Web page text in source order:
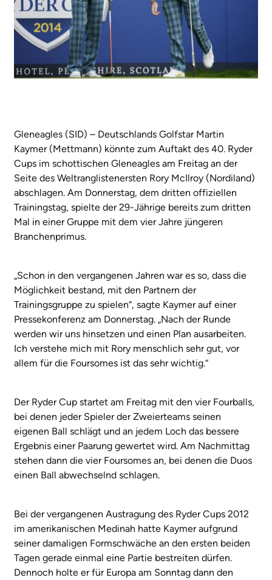
Gleneagles (SID) – Deutschlands Golfstar Martin
Kaymer (Mettmann) könnte zum Auftakt des 40. Ryder
Cups im schottischen Gleneagles am Freitag an der
Seite des Weltranglistenersten Rory McIlroy (Nordiland)
abschlagen. Am Donnerstag, dem dritten offiziellen
Trainingstag, spielte der 29-Jährige bereits zum dritten
Mal in einer Gruppe mit dem vier Jahre jüngeren
Branchenprimus.
„Schon in den vergangenen Jahren war es so, dass die
Möglichkeit bestand, mit den Partnern der
Trainingsgruppe zu spielen“, sagte Kaymer auf einer
Pressekonferenz am Donnerstag. „Nach der Runde
werden wir uns hinsetzen und einen Plan ausarbeiten.
Ich verstehe mich mit Rory menschlich sehr gut, vor
allem für die Foursomes ist das sehr wichtig.“
Der Ryder Cup startet am Freitag mit den vier Fourballs,
bei denen jeder Spieler der Zweierteams seinen
eigenen Ball schlägt und an jedem Loch das bessere
Ergebnis einer Paarung gewertet wird. Am Nachmittag
stehen dann die vier Foursomes an, bei denen die Duos
einen Ball abwechselnd schlagen.
Bei der vergangenen Austragung des Ryder Cups 2012
im amerikanischen Medinah hatte Kaymer aufgrund
seiner damaligen Formschwäche an den ersten beiden
Tagen gerade einmal eine Partie bestreiten dürfen.
Dennoch holte er für Europa am Sonntag dann den